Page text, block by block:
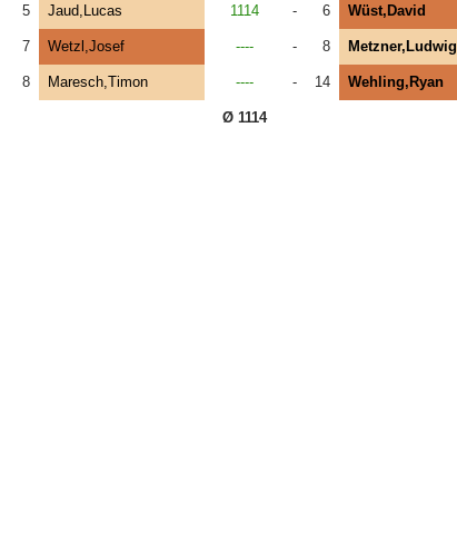
5 Jaud,Lucas 1114 - 6 Wüst,David
7 Wetzl,Josef ---- - 8 Metzner,Ludwig
8 Maresch,Timon ---- - 14 Wehling,Ryan
Ø 1114